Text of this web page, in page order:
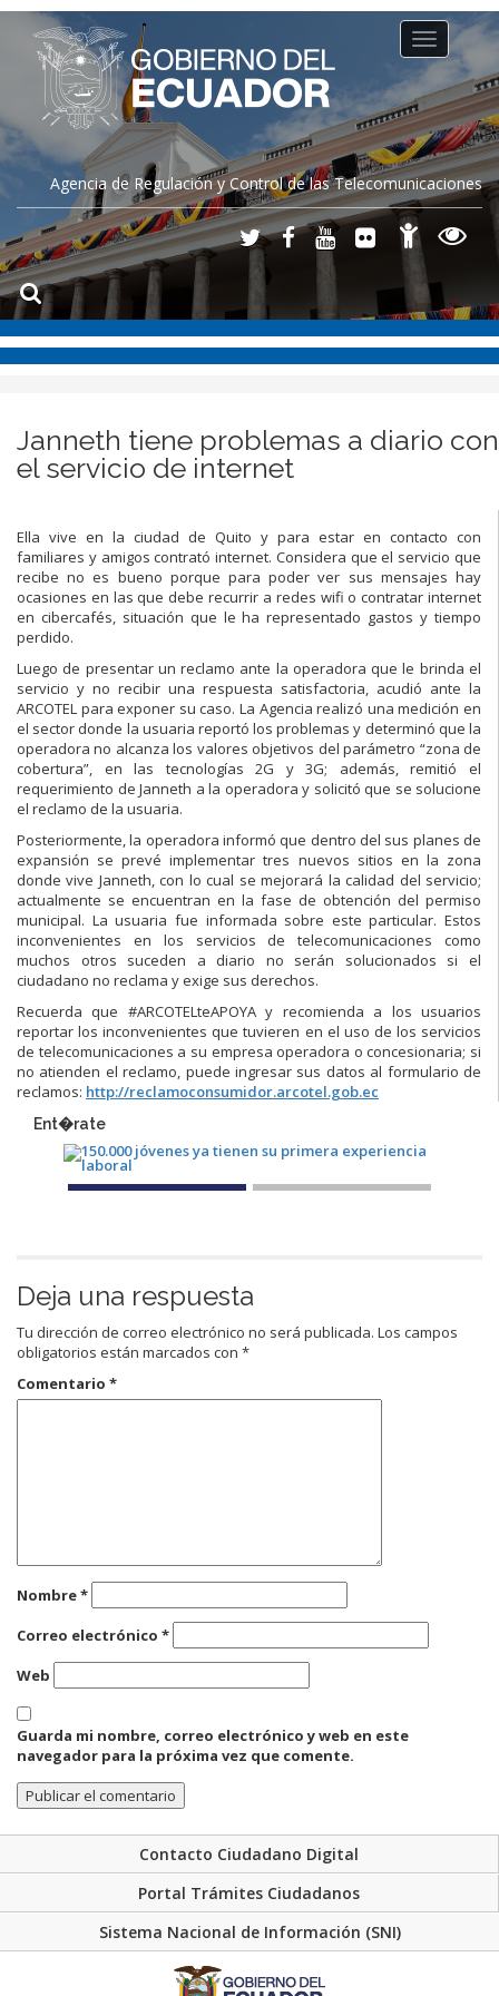
Agencia de Regulación y Control de las Telecomunicaciones
Toggle
navigation
Janneth tiene problemas a diario con
el servicio de internet
Ella vive en la ciudad de Quito y para estar en contacto con
familiares y amigos contrató internet. Considera que el servicio que
recibe no es bueno porque para poder ver sus mensajes hay
ocasiones en las que debe recurrir a redes wifi o contratar internet
en cibercafés, situación que le ha representado gastos y tiempo
perdido.
Luego de presentar un reclamo ante la operadora que le brinda el
servicio y no recibir una respuesta satisfactoria, acudió ante la
ARCOTEL para exponer su caso. La Agencia realizó una medición en
el sector donde la usuaria reportó los problemas y determinó que la
operadora no alcanza los valores objetivos del parámetro “zona de
cobertura”, en las tecnologías 2G y 3G; además, remitió el
requerimiento de Janneth a la operadora y solicitó que se solucione
el reclamo de la usuaria.
Posteriormente, la operadora informó que dentro del sus planes de
expansión se prevé implementar tres nuevos sitios en la zona
donde vive Janneth, con lo cual se mejorará la calidad del servicio;
actualmente se encuentran en la fase de obtención del permiso
municipal. La usuaria fue informada sobre este particular. Estos
inconvenientes en los servicios de telecomunicaciones como
muchos otros suceden a diario no serán solucionados si el
ciudadano no reclama y exige sus derechos.
Recuerda que #ARCOTELteAPOYA y recomienda a los usuarios
reportar los inconvenientes que tuvieren en el uso de los servicios
de telecomunicaciones a su empresa operadora o concesionaria; si
no atienden el reclamo, puede ingresar sus datos al formulario de
reclamos: http://reclamoconsumidor.arcotel.gob.ec
Ent�rate
Deja una respuesta
Tu dirección de correo electrónico no será publicada. Los campos
obligatorios están marcados con *
Comentario *
Nombre*
Correo electrónico *
Web
Guarda mi nombre, correo electrónico y web en este
navegador para la próxima vez que comente.
Contacto Ciudadano Digital
Portal Trámites Ciudadanos
Sistema Nacional de Información (SNI)